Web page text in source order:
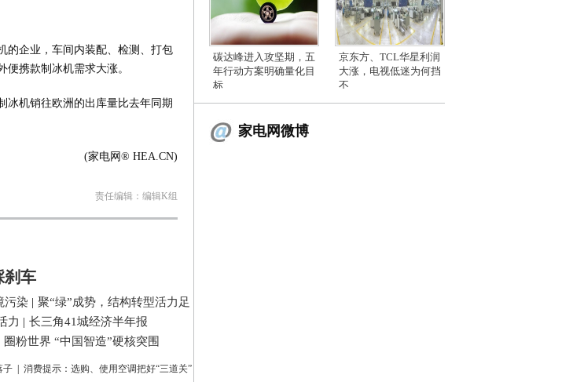
的企业，车间内装配、检测、打包
携款制冰机需求大涨。
冰机销往欧洲的出库量比去年同期
(家电网® HEA.CN)
责任编辑：编辑K组
刹车
污染 | 聚“绿”成势，结构转型活力足
力 | 长三角41城经济半年报
圈粉世界 “中国智造”硬核突围
子
消费提示：选购、使用空调把好“三道关”
碳达峰进入攻坚期，五
年行动方案明确量化目
标
京东方、TCL华星利润
大涨，电视低迷为何挡
不
家电网微博